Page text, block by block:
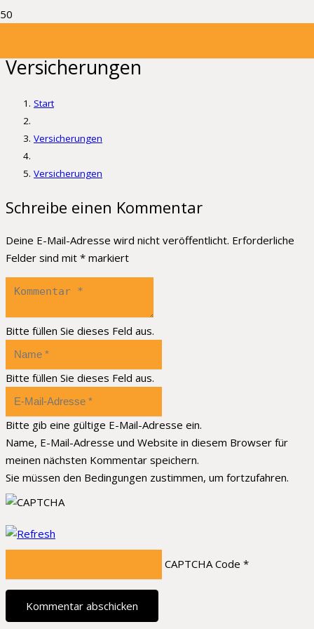
Versicherungen
Start
Versicherungen
Versicherungen
Schreibe einen Kommentar
Deine E-Mail-Adresse wird nicht veröffentlicht. Erforderliche
Felder sind mit * markiert
Bitte füllen Sie dieses Feld aus.
Bitte füllen Sie dieses Feld aus.
Bitte gib eine gültige E-Mail-Adresse ein.
Name, E-Mail-Adresse und Website in diesem Browser für
meinen nächsten Kommentar speichern.
Sie müssen den Bedingungen zustimmen, um fortzufahren.
CAPTCHA Code *
Kommentar abschicken